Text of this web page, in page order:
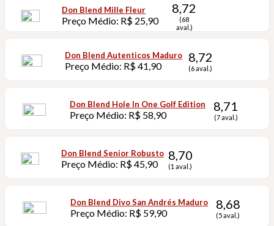
Don Blend Mille Fleur
Preço Médio: R$ 25,90
8,72
(68
aval.)
Don Blend Autenticos Maduro
Preço Médio: R$ 41,90
8,72
(6 aval.)
Don Blend Hole In One Golf Edition
Preço Médio: R$ 58,90
8,71
(7 aval.)
Don Blend Senior Robusto
Preço Médio: R$ 45,90
8,70
(1 aval.)
Don Blend Divo San Andrés Maduro
Preço Médio: R$ 59,90
8,68
(5 aval.)